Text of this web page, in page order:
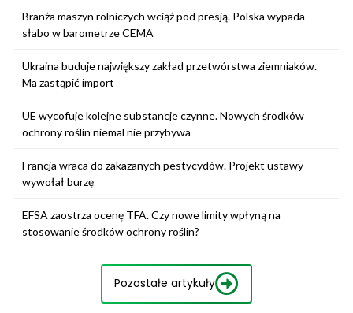
Branża maszyn rolniczych wciąż pod presją. Polska wypada
słabo w barometrze CEMA
Ukraina buduje największy zakład przetwórstwa ziemniaków.
Ma zastąpić import
UE wycofuje kolejne substancje czynne. Nowych środków
ochrony roślin niemal nie przybywa
Francja wraca do zakazanych pestycydów. Projekt ustawy
wywołał burzę
EFSA zaostrza ocenę TFA. Czy nowe limity wpłyną na
stosowanie środków ochrony roślin?
Pozostałe artykuły